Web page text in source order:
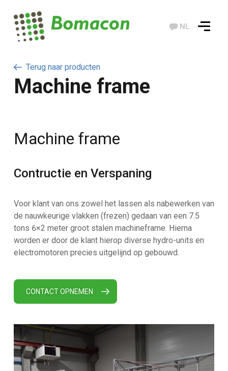
NL
Terug naar producten
Machine frame
Machine frame
Contructie en Verspaning
Voor klant van ons zowel het lassen als nabewerken van
de nauwkeurige vlakken (frezen) gedaan van een 7.5
tons 6×2 meter groot stalen machineframe. Hierna
worden er door de klant hierop diverse hydro-units en
electromotoren precies uitgelijnd op gebouwd.
CONTACT OPNEMEN